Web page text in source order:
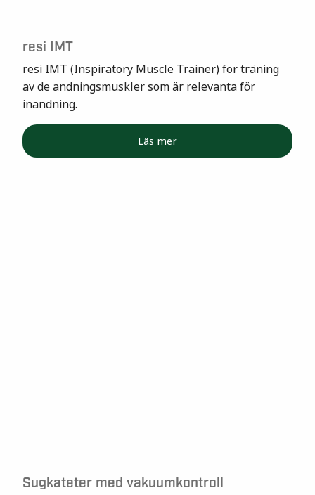
resi IMT
resi IMT (Inspiratory Muscle Trainer) för träning
av de andningsmuskler som är relevanta för
inandning.
Läs mer
Sugkateter med vakuumkontroll